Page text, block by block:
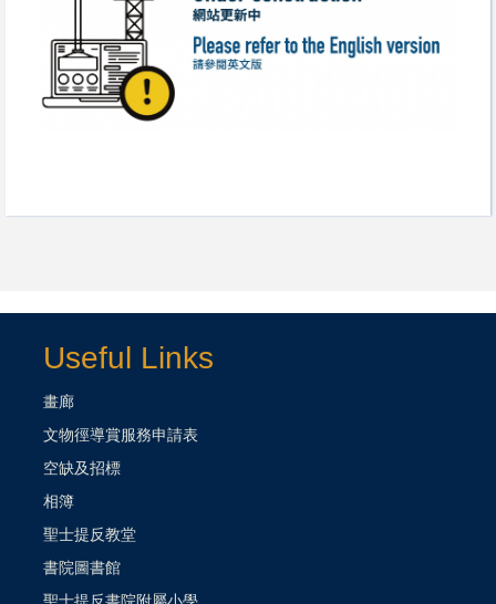
Useful Links
畫廊
文物徑導賞服務申請表
空缺及招標
相簿
聖士提反教堂
書院圖書館
聖士提反書院附屬小學